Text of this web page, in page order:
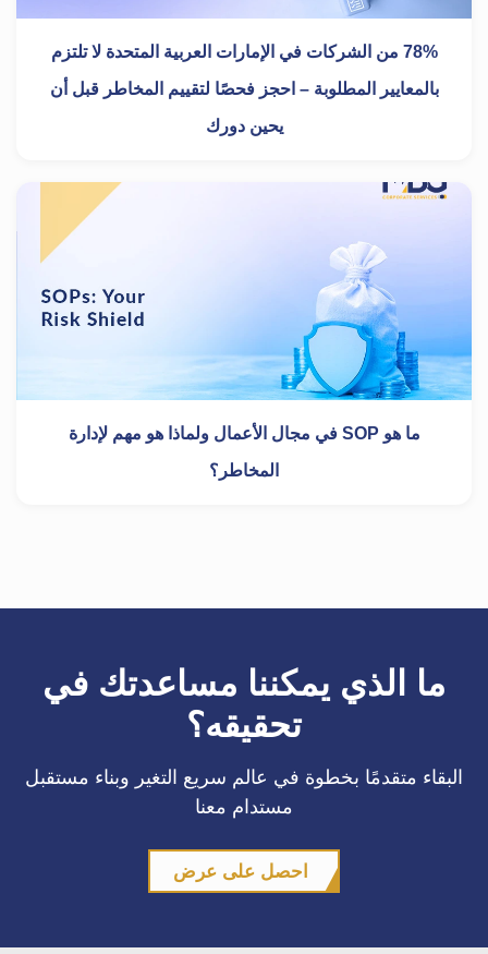
78% من الشركات في الإمارات العربية المتحدة لا تلتزم
بالمعايير المطلوبة – احجز فحصًا لتقييم المخاطر قبل أن
يحين دورك
ما هو SOP في مجال الأعمال ولماذا هو مهم لإدارة
المخاطر؟
ما الذي يمكننا مساعدتك في
تحقيقه؟
البقاء متقدمًا بخطوة في عالم سريع التغير وبناء مستقبل
مستدام معنا
احصل على عرض